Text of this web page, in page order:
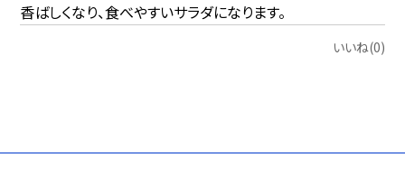
香ばしくなり、食べやすいサラダになります。
いいね(0)